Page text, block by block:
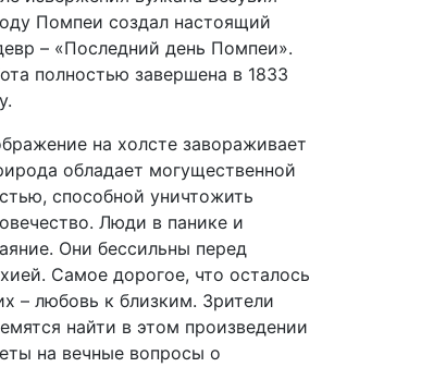
Помпеи создал настоящий
– «Последний день Помпеи».
полностью завершена в 1833
на холсте завораживает
обладает могущественной
способной уничтожить
Люди в панике и
Они бессильны перед
Самое дорогое, что осталось
– любовь к близким. Зрители
найти в этом произведении
на вечные вопросы о